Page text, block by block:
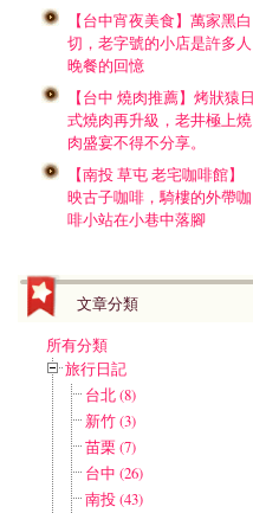
【台中宵夜美食】萬家黑白
切，老字號的小店是許多人
晚餐的回憶
【台中 燒肉推薦】烤狀猿日
式燒肉再升級，老井極上燒
肉盛宴不得不分享。
【南投 草屯 老宅咖啡館】
映古子咖啡，騎樓的外帶咖
啡小站在小巷中落腳
文章分類
所有分類
旅行日記
台北 (8)
新竹 (3)
苗栗 (7)
台中 (26)
南投 (43)